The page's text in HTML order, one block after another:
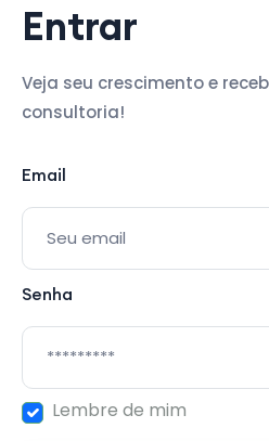
Entrar
Veja seu crescimento e
consultoria!
Email
Senha
Lembre de mim